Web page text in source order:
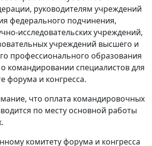
руководителям учреждений
федерального подчинения,
исследовательских учреждений,
учреждений высшего и
профессионального образования
командировании специалистов для
форума и конгресса.
что оплата командировочных
по месту основной работы
комитету форума и конгресса